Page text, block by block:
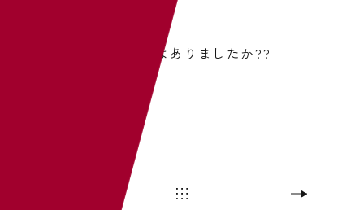
正タイプ率に変化はありましたか??